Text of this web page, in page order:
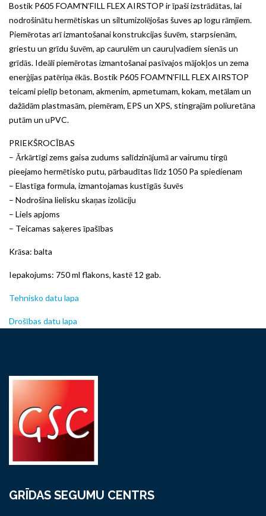
Bostik P605 FOAM’N’FILL FLEX AIRSTOP ir īpaši izstrādātas, lai
nodrošinātu hermētiskas un siltumizolējošas šuves ap logu rāmjiem.
Piemērotas arī izmantošanai konstrukcijas šuvēm, starpsienām,
griestu un grīdu šuvēm, ap caurulēm un cauruļvadiem sienās un
grīdās. Ideāli piemērotas izmantošanai pasīvajos mājokļos un zema
enerģijas patēriņa ēkās. Bostik P605 FOAM’N’FILL FLEX AIRSTOP
teicami pielīp betonam, akmenim, apmetumam, kokam, metālam un
dažādām plastmasām, piemēram, EPS un XPS, stingrajām poliuretāna
putām un uPVC.
PRIEKŠROCĪBAS
– Ārkārtīgi zems gaisa zudums salīdzinājumā ar vairumu tirgū
pieejamo hermētisko putu, pārbaudītas līdz 1050 Pa spiedienam
– Elastīga formula, izmantojamas kustīgās šuvēs
– Nodrošina lielisku skaņas izolāciju
– Liels apjoms
– Teicamas saķeres īpašības
Krāsa: balta
Iepakojums: 750 ml flakons, kastē 12 gab.
Tehnisko datu lapa
Drošības datu lapa
GRĪDAS SEGUMU CENTRS